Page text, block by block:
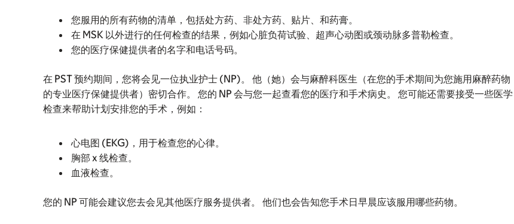
您服用的所有药物的清单，包括处方药、非处方药、贴片、和药膏。
在 MSK 以外进行的任何检查的结果，例如心脏负荷试验、超声心动图或颈动脉多普勒检查。
您的医疗保健提供者的名字和电话号码。
在 PST 预约期间，您将会见一位执业护士 (NP)。 他（她）会与麻醉科医生（在您的手术期间为您施用麻醉药物
的专业医疗保健提供者）密切合作。 您的 NP 会与您一起查看您的医疗和手术病史。 您可能还需要接受一些医学
检查来帮助计划安排您的手术，例如：
心电图 (EKG)，用于检查您的心律。
胸部 x 线检查。
血液检查。
您的 NP 可能会建议您去会见其他医疗服务提供者。 他们也会告知您手术日早晨应该服用哪些药物。